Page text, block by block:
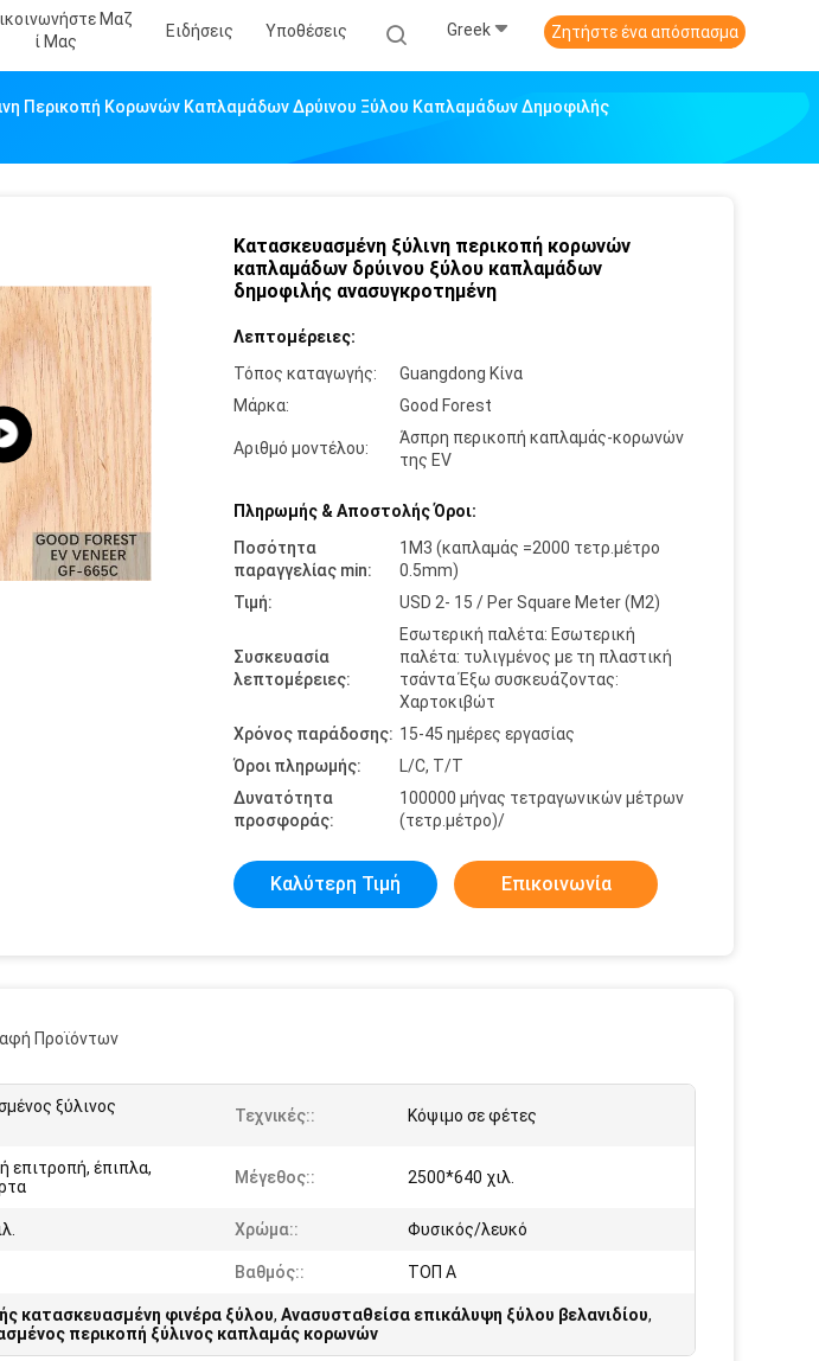
Μαζ
Ί Μας
Ειδήσεις Υποθέσεις Greek Ζητήστε ένα απόσπασμα
Περικοπή Κορωνών Καπλαμάδων Δρύινου Ξύλου Καπλαμάδων Δημοφιλής
Κατασκευασμένη ξύλινη περικοπή κορωνών
καπλαμάδων δρύινου ξύλου καπλαμάδων
δημοφιλής ανασυγκροτημένη
Λεπτομέρειες:
Τόπος καταγωγής:
Guangdong Κίνα
Μάρκα:
Good Forest
Αριθμό μοντέλου:
Άσπρη περικοπή καπλαμάς-κορωνών
της EV
Πληρωμής & Αποστολής Όροι:
Ποσότητα
παραγγελίας min:
1M3 (καπλαμάς =2000 τετρ.μέτρο
0.5mm)
Τιμή:
USD 2- 15 / Per Square Meter (M2)
Συσκευασία
λεπτομέρειες:
Εσωτερική παλέτα: Εσωτερική
παλέτα: τυλιγμένος με τη πλαστική
τσάντα Έξω συσκευάζοντας:
Χαρτοκιβώτ
Χρόνος παράδοσης: 15-45 ημέρες εργασίας
Όροι πληρωμής:
L/C, T/T
Δυνατότητα
προσφοράς:
100000 μήνας τετραγωνικών μέτρων
(τετρ.μέτρο)/
Καλύτερη Τιμή Επικοινωνία
Προϊόντων
ξύλινος
Τεχνικές:: Κόψιμο σε φέτες
επιτροπή, έπιπλα,
Μέγεθος:: 2500*640 χιλ.
Χρώμα:: Φυσικός/λευκό
Βαθμός:: ΤΟΠ Α
κατασκευασμένη φινέρα ξύλου, Ανασυσταθείσα επικάλυψη ξύλου βελανιδίου,
περικοπή ξύλινος καπλαμάς κορωνών